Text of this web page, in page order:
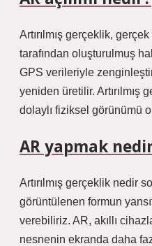
Artırılmış gerçeklik,
tarafından oluşturulmuş
GPS verileriyle
yeniden üretilir. Artırılmış
dolaylı fiziksel görünümü
AR yapmak
Artırılmış gerçeklik nedir
görüntülenen formun
verebiliriz. AR, akıllı
nesnenin ekranda daha